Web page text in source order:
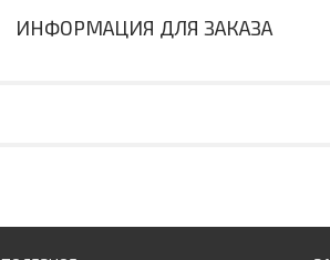
ИНФОРМАЦИЯ ДЛЯ ЗАКАЗА